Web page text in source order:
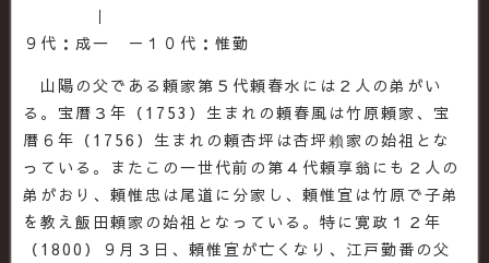
｜
９代：成一 －１０代：惟勤
山陽の父である頼家第５代頼春水には２人の弟がい
る。宝暦３年（1753）生まれの頼春風は竹原頼家、宝
暦６年（1756）生まれの頼杏坪は杏坪賴家の始祖とな
っている。またこの一世代前の第４代頼享翁にも２人の
弟がおり、頼惟忠は尾道に分家し、頼惟宣は竹原で子弟
を教え飯田頼家の始祖となっている。特に寛政１２年
（1800）９月３日、頼惟宣が亡くなり、江戸勤番の父